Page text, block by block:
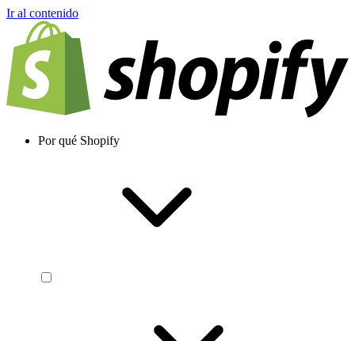
Ir al contenido
Por qué Shopify